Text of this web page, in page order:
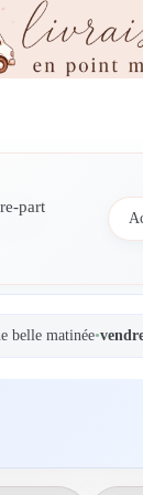
belle matinée•